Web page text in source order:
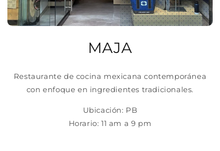
MAJA
Restaurante de cocina mexicana contemporánea
con enfoque en ingredientes tradicionales.
Ubicación: PB
Horario: 11 am a 9 pm